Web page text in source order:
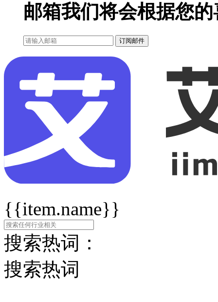
邮箱我们将会根据您
订阅邮件
{{item.name}}
搜索热词：
搜索热词